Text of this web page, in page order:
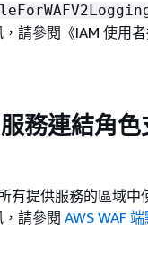
請參閱《IAM 使用者
務連結角
有提供服務的區域中
請參閱 AWS WAF